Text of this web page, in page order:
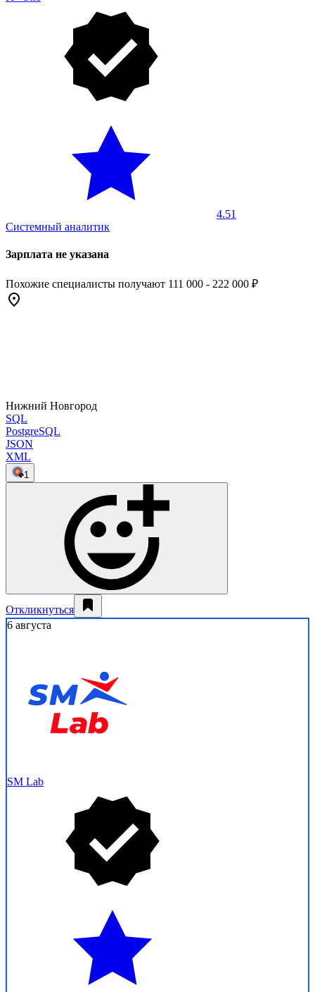
4.51
Системный аналитик
Зарплата не указана
Похожие специалисты получают 111 000 - 222 000 ₽
Нижний Новгород
SQL
PostgreSQL
JSON
XML
1
Откликнуться
6 августа
SM Lab